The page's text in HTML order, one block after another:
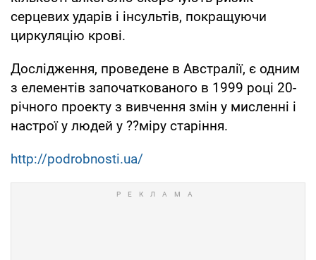
серцевих ударів і інсультів, покращуючи
циркуляцію крові.
Дослідження, проведене в Австралії, є одним
з елементів започаткованого в 1999 році 20-
річного проекту з вивчення змін у мисленні і
настрої у людей у ??міру старіння.
http://podrobnosti.ua/